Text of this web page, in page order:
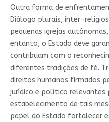
Outra forma de
Diálogo plurais, inter-
pequenas igrejas
entanto, o Estado deve
contribuam com o
diferentes tradições de fé.
direitos humanos firmados
jurídico e político relevantes
estabelecimento de tais
papel do Estado fortalecer